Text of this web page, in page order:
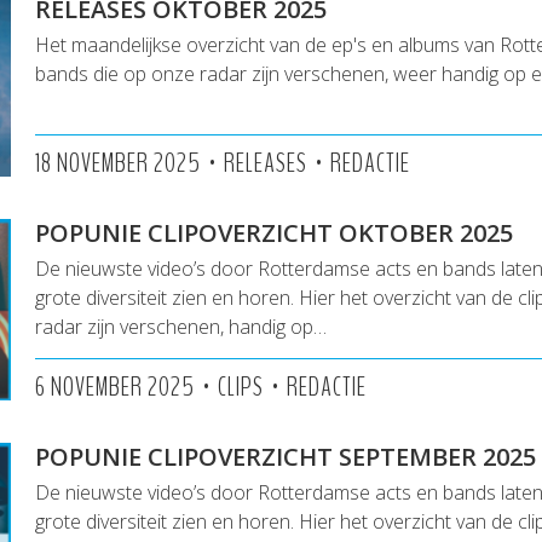
RELEASES OKTOBER 2025
Het maandelijkse overzicht van de ep's en albums van
bands die op onze radar zijn verschenen, weer handig op
18 NOVEMBER 2025 • RELEASES • REDACTIE
POPUNIE CLIPOVERZICHT OKTOBER 2025
De nieuwste video’s door Rotterdamse acts en bands
grote diversiteit zien en horen. Hier het overzicht van de
radar zijn verschenen, handig op…
6 NOVEMBER 2025 • CLIPS • REDACTIE
POPUNIE CLIPOVERZICHT SEPTEMBER 2025
De nieuwste video’s door Rotterdamse acts en bands
grote diversiteit zien en horen. Hier het overzicht van de